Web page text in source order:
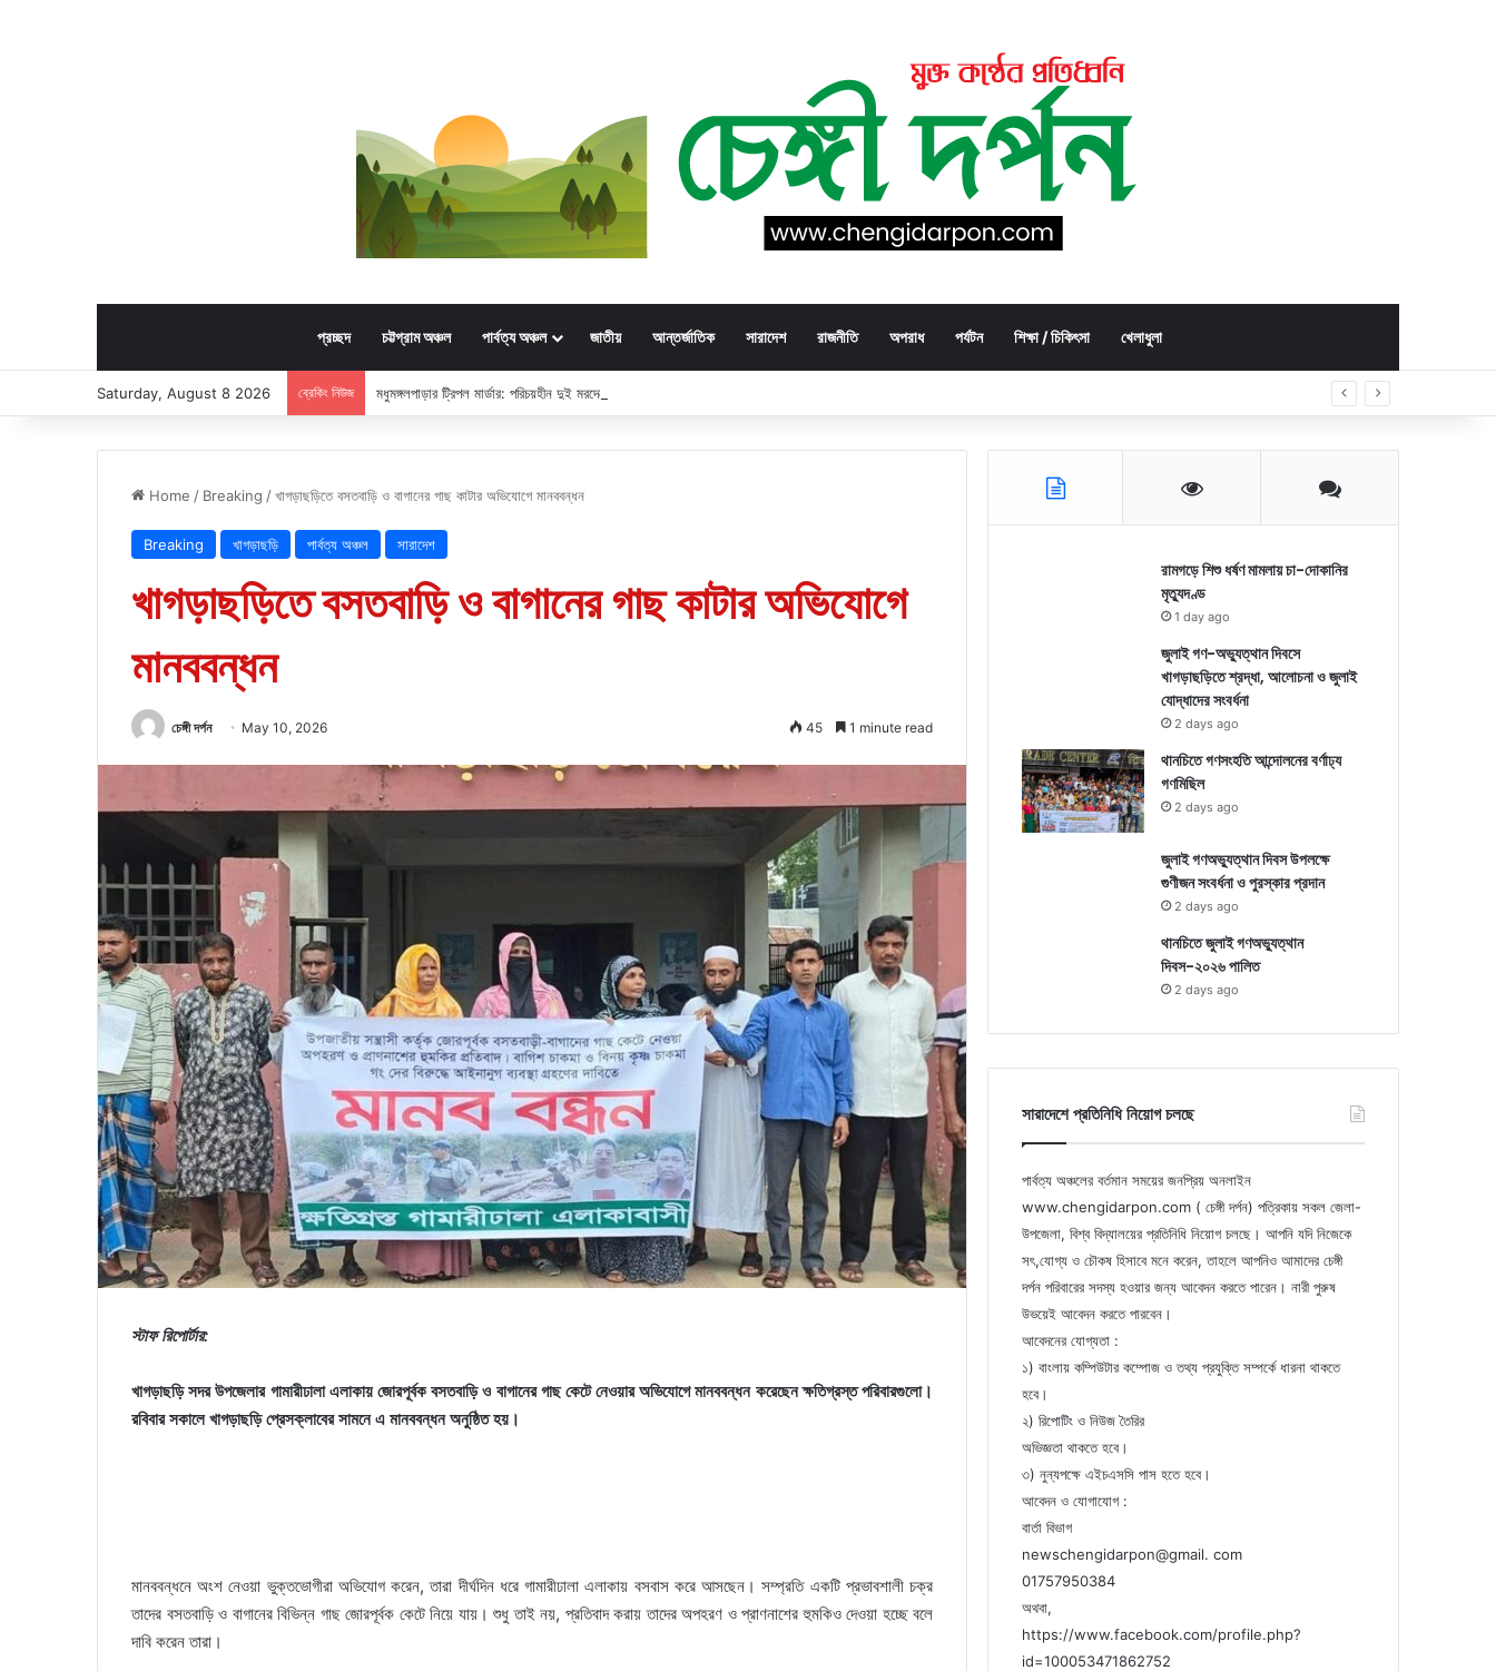
প্রচ্ছদ চট্টগ্রাম অঞ্চল পার্বত্য অঞ্চল জাতীয় আন্তর্জাতিক সারাদেশ রাজনীতি অপরাধ পর্যটন শিক্ষা / চিকিৎসা খেলাধুলা
Saturday, August 8 2026 ব্রেকিং নিউজ মধুমঙ্গলপাড়ার ট্রিপল মার্ডার: পরিচয়হীন দুই মরদেহের স্বজনের খোঁজ পুলিশের
Home / Breaking /খাগড়াছড়িতে বসতবাড়ি ও বাগানের গাছ কাটার অভিযোগে মানববন্ধন
Breaking খাগড়াছড়ি পার্বত্য অঞ্চল সারাদেশ
খাগড়াছড়িতে বসতবাড়ি ও বাগানের গাছ কাটার অভিযোগে
মানববন্ধন
চেঙ্গী দর্পন May 10, 2026 45 1 minute read
স্টাফ রিপোর্টার:
খাগড়াছড়ি সদর উপজেলার গামারীঢালা এলাকায় জোরপূর্বক বসতবাড়ি ও বাগানের গাছ কেটে নেওয়ার অভিযোগে মানববন্ধন করেছেন ক্ষতিগ্রস্ত পরিবারগুলো।
রবিবার সকালে খাগড়াছড়ি প্রেসক্লাবের সামনে এ মানববন্ধন অনুষ্ঠিত হয়।
মানববন্ধনে অংশ নেওয়া ভুক্তভোগীরা অভিযোগ করেন, তারা দীর্ঘদিন ধরে গামারীঢালা এলাকায় বসবাস করে আসছেন। সম্প্রতি একটি প্রভাবশালী চক্র
তাদের বসতবাড়ি ও বাগানের বিভিন্ন গাছ জোরপূর্বক কেটে নিয়ে যায়। শুধু তাই নয়, প্রতিবাদ করায় তাদের অপহরণ ও প্রাণনাশের হুমকিও দেওয়া হচ্ছে বলে
দাবি করেন তারা।
রামগড়ে শিশু ধর্ষণ মামলায় চা-দোকানির
মৃত্যুদণ্ড
1 day ago
জুলাই গণ-অভ্যুত্থান দিবসে
খাগড়াছড়িতে শ্রদ্ধা, আলোচনা ও জুলাই
যোদ্ধাদের সংবর্ধনা
2 days ago
থানচিতে গণসংহতি আন্দোলনের বর্ণাঢ্য
গণমিছিল
2 days ago
জুলাই গণঅভ্যুত্থান দিবস উপলক্ষে
গুণীজন সংবর্ধনা ও পুরস্কার প্রদান
2 days ago
থানচিতে জুলাই গণঅভ্যুত্থান
দিবস-২০২৬ পালিত
2 days ago
সারাদেশে প্রতিনিধি নিয়োগ চলছে
পার্বত্য অঞ্চলের বর্তমান সময়ের জনপ্রিয় অনলাইন
www.chengidarpon.com ( চেঙ্গী দর্পন) পত্রিকায় সকল জেলা-
উপজেলা, বিশ্ব বিদ্যালয়ের প্রতিনিধি নিয়োগ চলছে। আপনি যদি নিজেকে
সৎ,যোগ্য ও চৌকষ হিসাবে মনে করেন, তাহলে আপনিও আমাদের চেঙ্গী
দর্পন পরিবারের সদস্য হওয়ার জন্য আবেদন করতে পারেন। নারী পুরুষ
উভয়েই আবেদন করতে পারবেন।
আবেদনের যোগ্যতা :
১) বাংলায় কম্পিউটার কম্পোজ ও তথ্য প্রযুক্তি সম্পর্কে ধারনা থাকতে
হবে।
২) রিপোটিং ও নিউজ তৈরির
অভিজ্ঞতা থাকতে হবে।
৩) নুন্যপক্ষে এইচএসসি পাস হতে হবে।
আবেদন ও যোগাযোগ :
বার্তা বিভাগ
newschengidarpon@gmail. com
01757950384
অথবা,
https://www.facebook.com/profile.php?
id=100053471862752